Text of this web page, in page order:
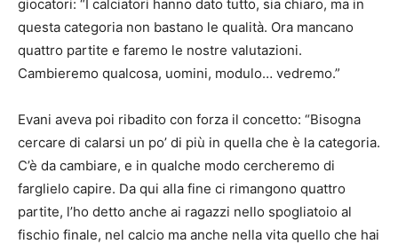
giocatori: “I calciatori hanno dato tutto, sia chiaro, ma in
questa categoria non bastano le qualità. Ora mancano
quattro partite e faremo le nostre valutazioni.
Cambieremo qualcosa, uomini, modulo… vedremo.”
Evani aveva poi ribadito con forza il concetto: “Bisogna
cercare di calarsi un po’ di più in quella che è la categoria.
C’è da cambiare, e in qualche modo cercheremo di
farglielo capire. Da qui alla fine ci rimangono quattro
partite, l’ho detto anche ai ragazzi nello spogliatoio al
fischio finale, nel calcio ma anche nella vita quello che hai